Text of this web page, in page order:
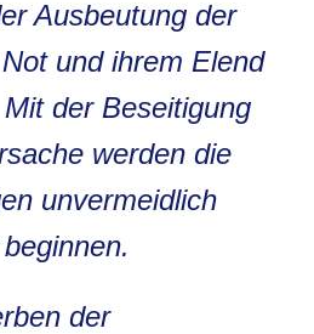
Ausbeutung der
und ihrem Elend
der Beseitigung
werden die
unvermeidlich
der